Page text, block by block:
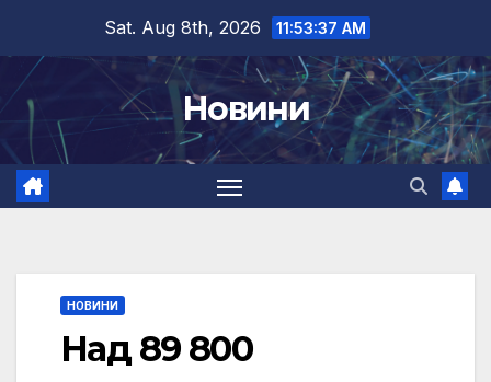
content
Sat. Aug 8th, 2026 11:53:38 AM
Новини
НОВИНИ
Над 89 800